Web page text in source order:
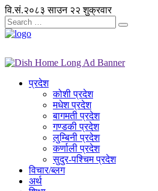
वि.सं.२०८३ साउन २२ शुक्रवार
प्रदेश
कोशी प्रदेश
मधेश प्रदेश
बागमती प्रदेश
गण्डकी प्रदेश
लुम्बिनी प्रदेश
कर्णाली प्रदेश
सुदुर-पश्चिम प्रदेश
विचार/ब्लग
अर्थ